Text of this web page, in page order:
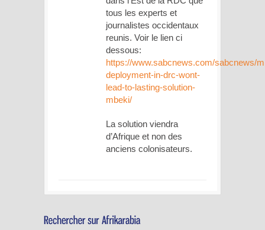
tous les experts et
journalistes occidentaux
reunis. Voir le lien ci
dessous:
https://www.sabcnews.com/sabcnews/
deployment-in-drc-wont-
lead-to-lasting-solution-
mbeki/
La solution viendra
d’Afrique et non des
anciens colonisateurs.